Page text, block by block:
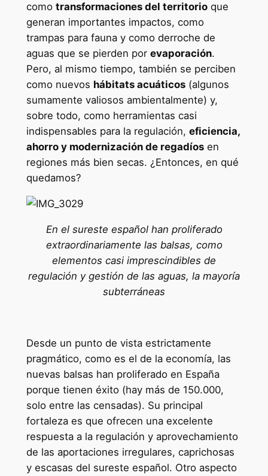
como transformaciones del territorioque
generan importantes impactos, como
trampas para fauna y como derroche de
aguas que se pierden por evaporación.
Pero, al mismo tiempo, también se perciben
como nuevos hábitats acuáticos(algunos
sumamente valiosos ambientalmente) y,
sobre todo, como herramientas casi
indispensables para la regulación, eficiencia,
ahorro y modernización de regadíosen
regiones más bien secas. ¿Entonces, en qué
quedamos?
En el sureste español han proliferado
extraordinariamente las balsas, como
elementos casi imprescindibles de
regulación y gestión de las aguas, la mayoría
subterráneas
Desde un punto de vista estrictamente
pragmático, como es el de la economía, las
nuevas balsas han proliferado en España
porque tienen éxito (hay más de 150.000,
solo entre las censadas). Su principal
fortaleza es que ofrecen una excelente
respuesta a la regulación y aprovechamiento
de las aportaciones irregulares, caprichosas
y escasas del sureste español. Otro aspecto